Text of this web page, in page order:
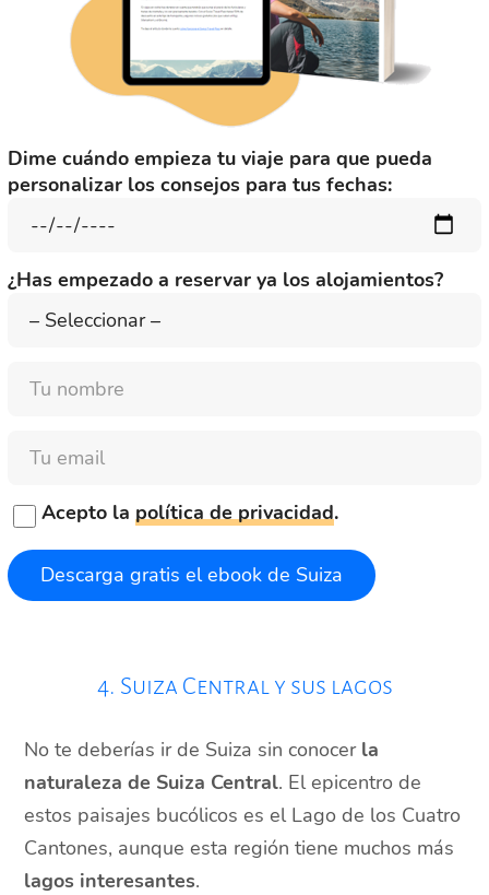
Dime cuándo empieza tu viaje para que pueda
personalizar los consejos para tus fechas:
¿Has empezado a reservar ya los alojamientos?
Acepto la política de privacidad.
4. Suiza Central y sus lagos
No te deberías ir de Suiza sin conocer la
naturaleza de Suiza Central. El epicentro de
estos paisajes bucólicos es el Lago de los Cuatro
Cantones, aunque esta región tiene muchos más
lagos interesantes.